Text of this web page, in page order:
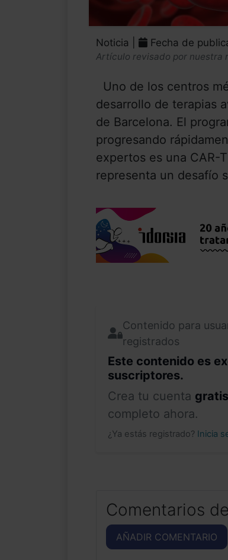
Noticia | Fecha de
Artículo revisado por nuestra
Uno de los centros
desarrollo de terapias
de Barcelona. El
progresando
expertos es una CAR-
representa un desafío
Contenido para
registrados
Este contenido es
suscriptores.
Crea tu cuenta gratis
completo ahora.
¿Ya estás registrado? Inicia
Comentarios
AÑADIR COMENTARIO